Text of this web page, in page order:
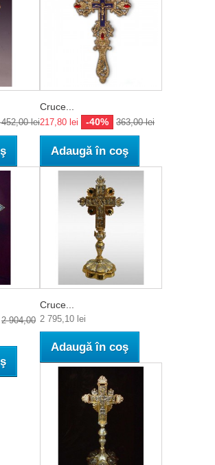
lei
Cruce...
217,80 lei -40% 363,00 lei
Adaugă în coş
2 904,00
Cruce...
2 795,10 lei
Adaugă în coş